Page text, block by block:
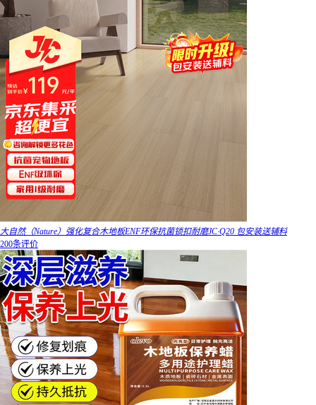
大自然（Nature）强化复合木地板ENF环保抗菌锁扣耐磨JC·Q20 包安装送辅料
200条评价